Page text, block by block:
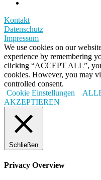
Kontakt
Datenschutz
Impressum
We use cookies on our
experience by remembering
clicking “ACCEPT ALL”,
cookies. However, you may
controlled consent.
Cookie Einstellungen
AKZEPTIEREN
Schließen
Privacy Overview